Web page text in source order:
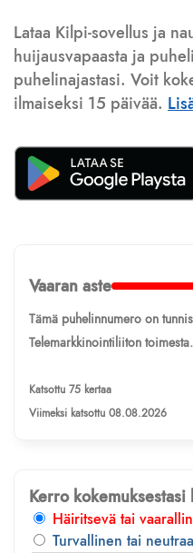
Lataa Kilpi-sovellus ja
huijausvapaasta ja
puhelinajastasi. Voit
ilmaiseksi 15 päivää.
Vaaran aste
Tämä puhelinnumero on
Telemarkkinointiliiton toimesta.
Katsottu 75 kertaa
Viimeksi katsottu 08.08.2026
Kerro
Häiritsevä tai
Turvallinen tai